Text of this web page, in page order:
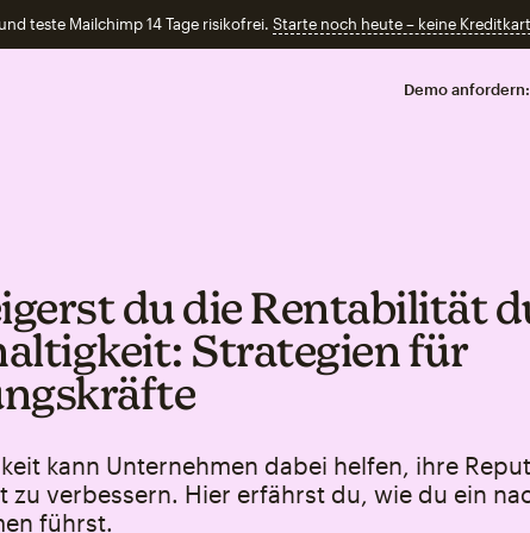
teste Mailchimp 14 Tage risikofrei. Starte noch heute – keine
Demo anfordern:
du die Rentabilität
Strategien für
kann Unternehmen dabei helfen, ihre
zu verbessern. Hier erfährst du, wie du ein
führst.